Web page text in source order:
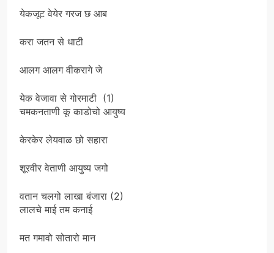
येकजूट वेयेर गरज छ आब
करा जतन से धाटी
आलग आलग वीकरागे जे
येक वेजावा से गोरमाटी (1)
चमकनताणी कू काडोचो आयुष्य
केरकेर लेयवाळ छो सहारा
शूरवीर वेताणी आयुष्य जगो
वतान चलगो लाखा बंजारा (2)
लालचे माई तम कनाई
मत गमावो सोतारो मान